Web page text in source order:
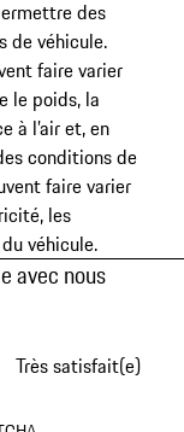
des
de véhicule.
faire varier
le poids, la
à l’air et, en
conditions de
faire varier
les
véhicule.
avec nous
Très satisfait(e)